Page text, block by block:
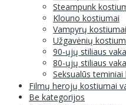
Steampunk
Klouno kostiumai
Vampyrų kostiumai
Užgavėnių
90-ųjų stiliaus
80-ųjų stiliaus
Seksualūs
Filmų herojų kostiumai
Be kategorijos